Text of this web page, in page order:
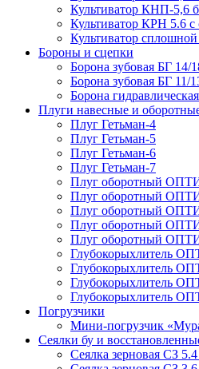
Культиватор КНП-5,6
Культиватор КРН 5.6
Культиватор
Бороны и сцепки
Борона зубовая БГ 14/
Борона зубовая БГ 11/
Борона
Плуги навесные и
Плуг Гетьман-4
Плуг Гетьман-5
Плуг Гетьман-6
Плуг Гетьман-7
Плуг оборотный
Плуг оборотный
Плуг оборотный
Плуг оборотный
Плуг оборотный
Глубокорыхлитель
Глубокорыхлитель
Глубокорыхлитель
Глубокорыхлитель
Погрузчики
Мини-погрузчик
Сеялки бу и
Сеялка зерновая СЗ